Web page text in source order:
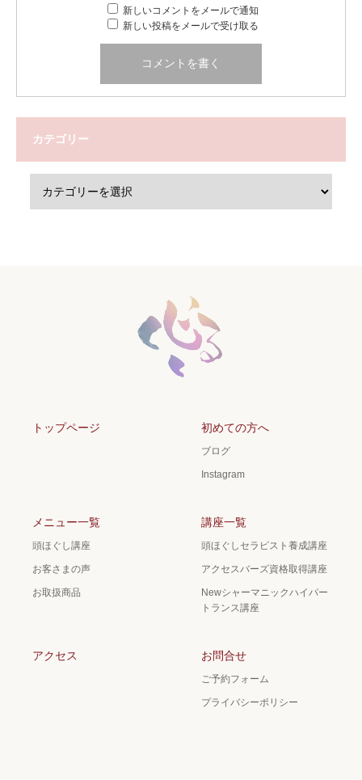
新しいコメントをメールで通知
新しい投稿をメールで受け取る
カテゴリー
トップページ 初めての方へ
ブログ
Instagram
メニュー一覧
頭ほぐし講座
お客さまの声
お取扱商品
講座一覧
頭ほぐしセラピスト養成講座
アクセスバーズ資格取得講座
Newシャーマニックハイパー
トランス講座
アクセス お問合せ
ご予約フォーム
プライバシーポリシー